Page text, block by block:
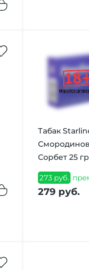
Табак
Сорбет 25
273 руб.
279 руб.